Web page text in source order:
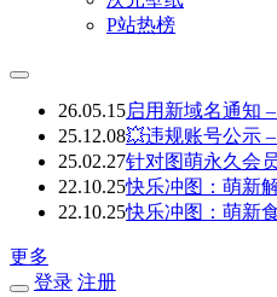
P站热榜
26.05.15启用新域名通知
25.12.08💥违规账号公示
25.02.27针对图萌永久会
22.10.25快乐冲图：萌新
22.10.25快乐冲图：萌新
更多
登录 注册